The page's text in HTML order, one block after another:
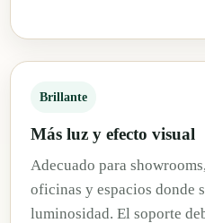
Brillante
Más luz y efecto visual
Adecuado para
oficinas y espacios donde
luminosidad. El soporte